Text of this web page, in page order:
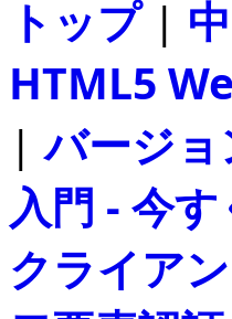
トップ|
HTML5
|バージ
入門 - 今
クライア